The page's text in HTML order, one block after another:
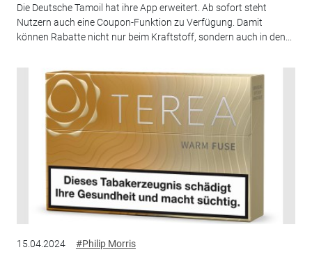
Die Deutsche Tamoil hat ihre App erweitert. Ab sofort steht
Nutzern auch eine Coupon-Funktion zu Verfügung. Damit
können Rabatte nicht nur beim Kraftstoff, sondern auch in den...
15.04.2024 #Philip Morris